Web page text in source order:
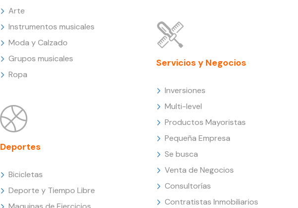
Arte
Instrumentos musicales
Moda y Calzado
Grupos musicales
Ropa
Deportes
Bicicletas
Deporte y Tiempo Libre
Servicios y Negocios
Inversiones
Multi-level
Productos Mayoristas
Pequeña Empresa
Se busca
Venta de Negocios
Consultorías
Contratistas Inmobiliarios